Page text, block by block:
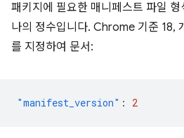
패키지에 필요한 매니페스트 파일
나의 정수입니다. Chrome 기준 18,
를 지정하여 문서:
"manifest_version" : 2